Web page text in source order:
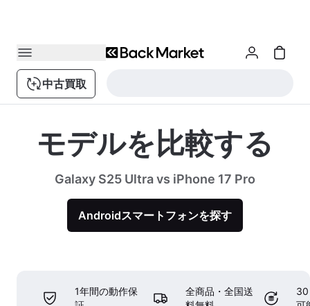
中古買取
モデルを比較する
Galaxy S25 Ultra vs iPhone 17 Pro
Androidスマートフォンを探す
1年間の動作保
全商品・全国送
30